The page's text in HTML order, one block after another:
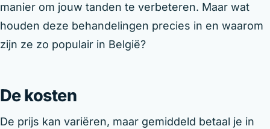
manier om jouw tanden te verbeteren. Maar wat
houden deze behandelingen precies in en waarom
zijn ze zo populair in België?
De kosten
De prijs kan variëren, maar gemiddeld betaal je in